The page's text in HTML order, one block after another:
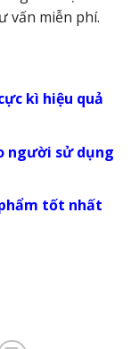
vấn miễn phí.
kì hiệu quả
người sử dụng
tốt nhất